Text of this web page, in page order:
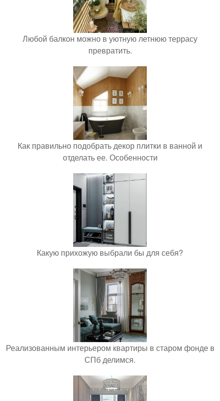
Любой балкон можно в уютную летнюю террасу
превратить.
Как правильно подобрать декор плитки в ванной и
отделать ее. Особенности
Какую прихожую выбрали бы для себя?
Реализованным интерьером квартиры в старом фонде в
СПб делимся.